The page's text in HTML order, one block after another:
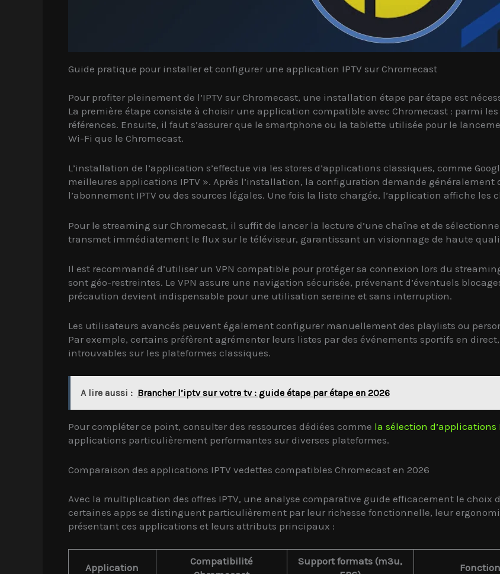
Guide pratique pour installer et configurer une application IPTV sur Chromecast
Pour profiter pleinement de l’IPTV sur Chromecast, une installation étape par étape est
La première étape consiste à choisir une application compatible avec Chromecast : parmi
références. Ensuite, il faut s’assurer que le smartphone ou la tablette utilisée pour le
Wi-Fi que le Chromecast.
L’installation de l’application s’effectue via les stores d’applications classiques, comme
meilleures applications IPTV ». Après l’installation, la configuration demande généralement
l’abonnement IPTV ou des sources légales. Une fois la liste chargée, l’application affiche les
Pour le streaming sur Chromecast, il suffit de lancer la lecture d’une chaîne et de
transmet immédiatement le flux sur le téléviseur, garantissant un visionnage de haute
Il est recommandé d’utiliser un VPN compatible pour protéger sa connexion lors du
sont géo-restreintes. Le VPN assure une navigation sécurisée, prévenant d’éventuels
précaution devient indispensable pour une utilisation sereine et sans interruption.
Les utilisateurs avancés peuvent également configurer manuellement des playlists ou
Par exemple, certains préfèrent agrémenter leurs listes par des événements sportifs en
introuvables sur les plateformes classiques.
A lire aussi : Brancher l’iptv sur votre tv : guide étape par étape en 2026
Pour compléter ce point, consulter des ressources dédiées comme la sélection d’applications
applications particulièrement performantes sur diverses plateformes.
Comparaison des applications IPTV vedettes compatibles Chromecast en 2026
Avec la multiplication des offres IPTV, une analyse comparative guide efficacement le choix
certaines apps se distinguent particulièrement par leur richesse fonctionnelle, leur
présentant ces applications et leurs attributs principaux :
Application
Compatibilité
Support formats (m3u,